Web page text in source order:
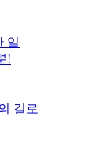
일
!
길로